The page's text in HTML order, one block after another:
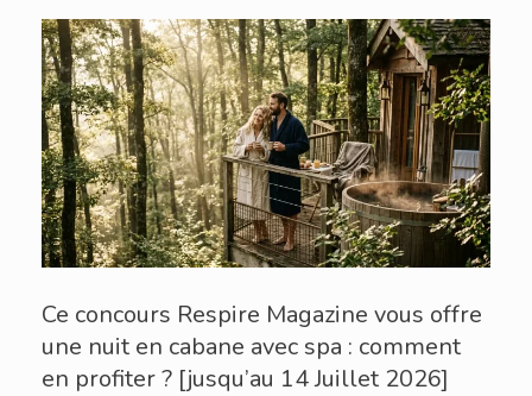
Ce concours Respire Magazine vous offre
une nuit en cabane avec spa : comment
en profiter ? [jusqu’au 14 Juillet 2026]